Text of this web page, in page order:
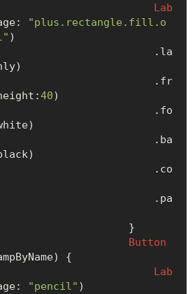
Lab
"plus.rectangle.fill.o
)
40)
Button
{
Lab
"pencil" )